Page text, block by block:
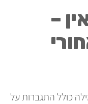
–
כולל התגברות על